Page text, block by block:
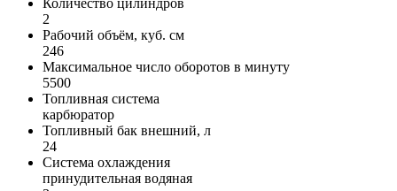
2
Рабочий объём, куб. см
246
Максимальное число оборотов в минуту
5500
Топливная система
карбюратор
Топливный бак внешний, л
24
Система охлаждения
принудительная водяная